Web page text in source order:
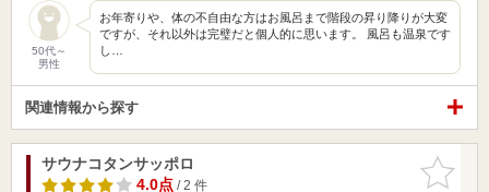
50代～
男性
お年寄りや、体の不自由な方はお風呂まで階段の昇り降りが大変
ですが、それ以外は完璧だと個人的に思います。 風呂も温泉です
し…
関連情報から探す
お気に入
りに追加
サウナコタンサッポロ
4.0点/ 2 件